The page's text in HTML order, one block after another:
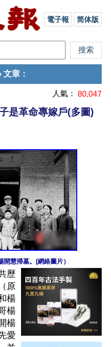
電子報 简体版
文章 ：
人氣： 80,047
是革命專嫁戶(多圖)
慧掃墓。(網絡圖片）
歷
原
楊
楊
楊
愛